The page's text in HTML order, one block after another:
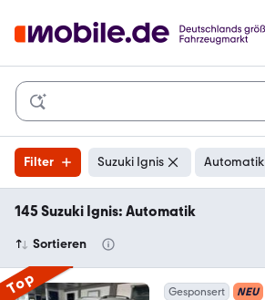
Filter Suzuki Ignis Automatik
145 Suzuki Ignis: Automatik
Sortieren
Top Gesponsert NEU